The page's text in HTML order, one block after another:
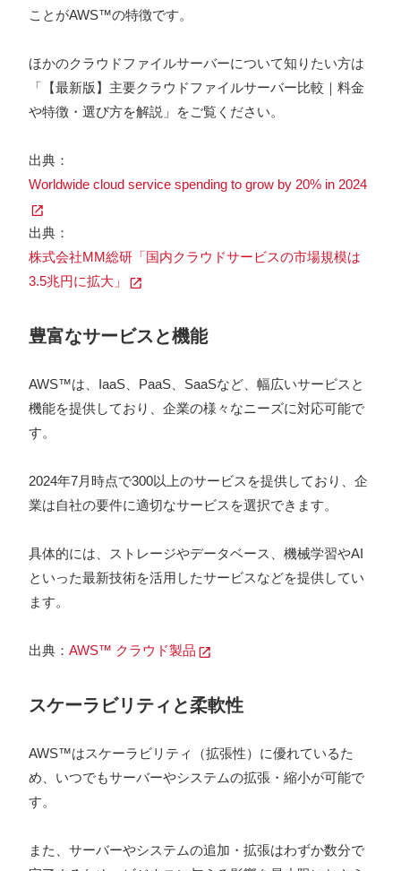
ことがAWS™の特徴です。
ほかのクラウドファイルサーバーについて知りたい方は
「【最新版】主要クラウドファイルサーバー比較｜料金
や特徴・選び方を解説」をご覧ください。
出典：
Worldwide cloud service spending to grow by 20% in 2024
出典：
株式会社MM総研「国内クラウドサービスの市場規模は
3.5兆円に拡大」
豊富なサービスと機能
AWS™は、IaaS、PaaS、SaaSなど、幅広いサービスと
機能を提供しており、企業の様々なニーズに対応可能で
す。
2024年7月時点で300以上のサービスを提供しており、企
業は自社の要件に適切なサービスを選択できます。
具体的には、ストレージやデータベース、機械学習やAI
といった最新技術を活用したサービスなどを提供してい
ます。
出典： AWS™ クラウド製品
スケーラビリティと柔軟性
AWS™はスケーラビリティ（拡張性）に優れているた
め、いつでもサーバーやシステムの拡張・縮小が可能で
す。
また、サーバーやシステムの追加・拡張はわずか数分で